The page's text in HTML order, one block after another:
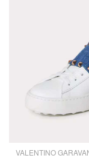
VALENTINO